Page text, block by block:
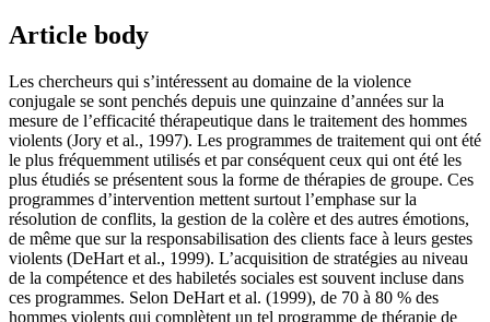
Article body
Les chercheurs qui s’intéressent au domaine de la violence
conjugale se sont penchés depuis une quinzaine d’années sur la
mesure de l’efficacité thérapeutique dans le traitement des hommes
violents (Jory et al., 1997). Les programmes de traitement qui ont été
le plus fréquemment utilisés et par conséquent ceux qui ont été les
plus étudiés se présentent sous la forme de thérapies de groupe. Ces
programmes d’intervention mettent surtout l’emphase sur la
résolution de conflits, la gestion de la colère et des autres émotions,
de même que sur la responsabilisation des clients face à leurs gestes
violents (DeHart et al., 1999). L’acquisition de stratégies au niveau
de la compétence et des habiletés sociales est souvent incluse dans
ces programmes. Selon DeHart et al. (1999), de 70 à 80 % des
hommes violents qui complètent un tel programme de thérapie de